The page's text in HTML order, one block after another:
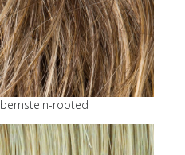
bernstein-rooted